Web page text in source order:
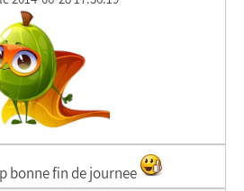
bonne fin de journee